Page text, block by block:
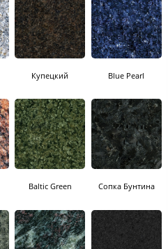
Купецкий Blue Pearl
Baltic Green Сопка Бунтина